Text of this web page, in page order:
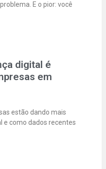
E o pior: você
digital é
em
estão dando mais
e como dados recentes